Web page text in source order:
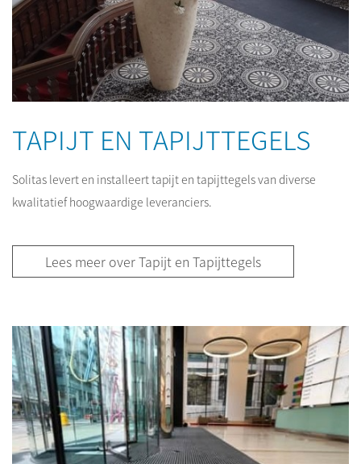
TAPIJT EN TAPIJTTEGELS
Solitas levert en installeert tapijt en tapijttegels van diverse
kwalitatief hoogwaardige leveranciers.
Lees meer over Tapijt en Tapijttegels